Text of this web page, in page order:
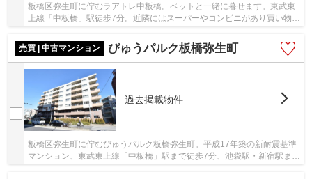
板橋区弥生町に佇むラアトレ中板橋。ペットと一緒に暮せます。東武東
上線「中板橋」駅徒歩7分。近隣にはスーパーやコンビニがあり買い物を
売買 | 中古マンション
びゅうパルク板橋弥生町
過去掲載物件
板橋区弥生町に佇むびゅうパルク板橋弥生町。平成17年築の新耐震基準
マンション、東武東上線「中板橋」駅まで徒歩7分、池袋駅・新宿駅まで